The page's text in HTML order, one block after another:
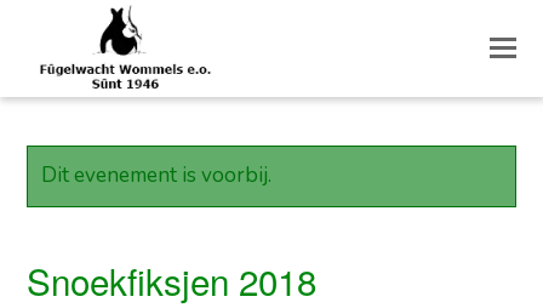
Dit evenement is voorbij.
Snoekfiksjen 2018